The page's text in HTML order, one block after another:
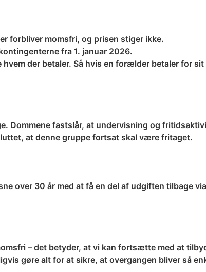
forbliver momsfri, og prisen stiger ikke.
fra 1. januar 2026.
hvem der betaler. Så hvis en forælder betaler for
Dommene fastslår, at undervisning og
at denne gruppe fortsat skal være fritaget.
over 30 år med at få en del af udgiften tilbage
– det betyder, at vi kan fortsætte med at
gøre alt for at sikre, at overgangen bliver så